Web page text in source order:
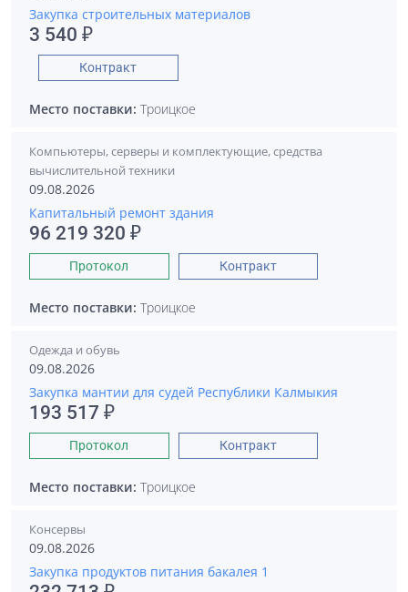
Закупка строительных материалов
3 540 ₽
Контракт
Место поставки: Троицкое
Компьютеры, серверы и комплектующие, средства
вычислительной техники
09.08.2026
Капитальный ремонт здания
96 219 320 ₽
Протокол Контракт
Место поставки: Троицкое
Одежда и обувь
09.08.2026
Закупка мантии для судей Республики Калмыкия
193 517 ₽
Протокол Контракт
Место поставки: Троицкое
Консервы
09.08.2026
Закупка продуктов питания бакалея 1